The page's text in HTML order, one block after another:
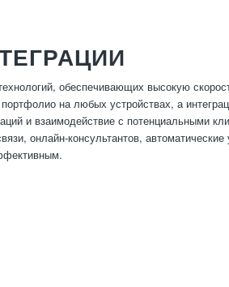
обеспечивающих высокую
на любых устройствах, а
и взаимодействие с потенциальными
онлайн-консультантов,